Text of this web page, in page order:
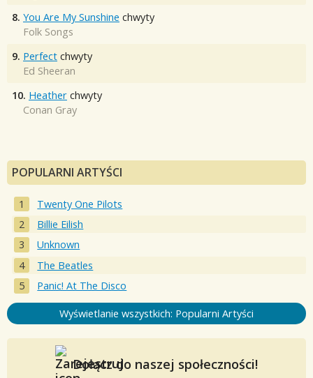
8. You Are My Sunshine chwyty
Folk Songs
9. Perfect chwyty
Ed Sheeran
10. Heather chwyty
Conan Gray
POPULARNI ARTYŚCI
Twenty One Pilots
Billie Eilish
Unknown
The Beatles
Panic! At The Disco
Wyświetlanie wszystkich: Popularni Artyści
Dołącz do naszej społeczności!